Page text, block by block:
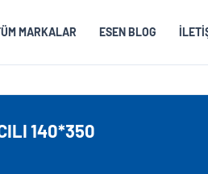
MARKALAR ESEN BLOG
140*350